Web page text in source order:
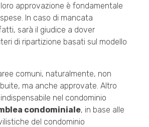
loro approvazione è fondamentale
In caso di mancata
sarà il giudice a dover
di ripartizione basati sul modello
comuni, naturalmente, non
ma anche approvate. Altro
nel condominio
condominiale, in base alle
del condominio